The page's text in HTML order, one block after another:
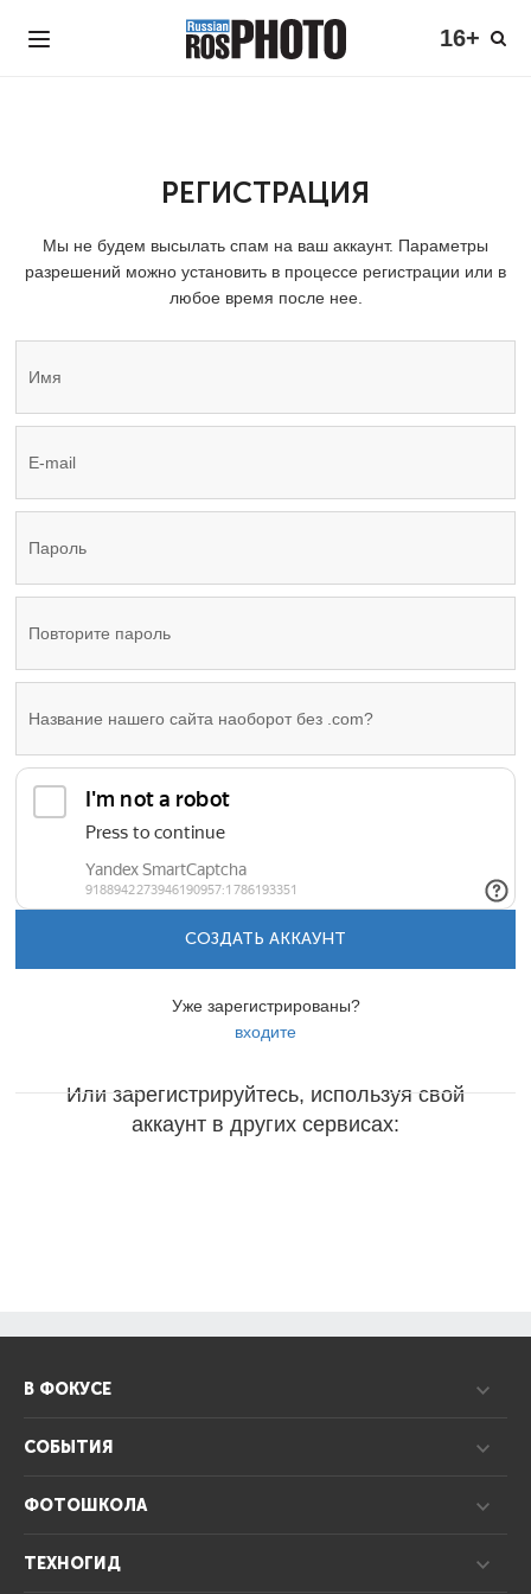
16+
РЕГИСТРАЦИЯ
Мы не будем высылать спам на ваш аккаунт. Параметры
разрешений можно установить в процессе регистрации или в
любое время после нее.
СОЗДАТЬ АККАУНТ
Уже зарегистрированы?
входите
Или зарегистрируйтесь, используя свой
аккаунт в других сервисах:
В ФОКУСЕ
СОБЫТИЯ
ФОТОШКОЛА
ТЕХНОГИД